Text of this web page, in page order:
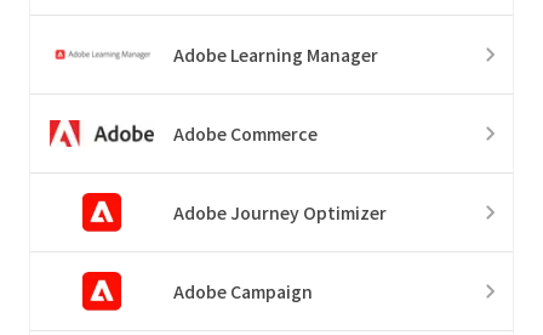
Adobe Learning Manager
Adobe Commerce
Adobe Journey Optimizer
Adobe Campaign